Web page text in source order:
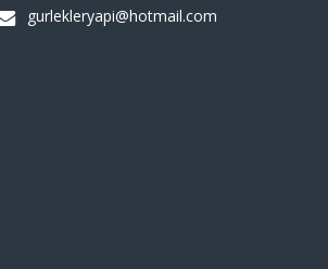
gurlekleryapi@hotmail.com